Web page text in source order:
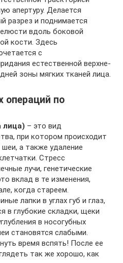
апертуру. Делается
разрез и поднимается
вдоль боковой
кости. Здесь
с
естественной верхне-
зоны мягких тканей лица.
операций по
лица) – это вид
при котором происходит
а также удаление
Стресс
лучи, генетические
вклад в те изменения,
когда стареем.
лапки в углах губ и глаз,
в глубокие складки, щеки
в носогубных
становятся слабыми.
время вспять! После ее
так же хорошо, как